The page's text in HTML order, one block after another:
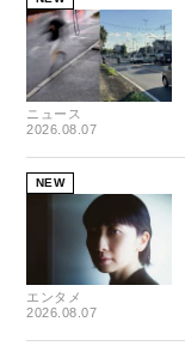
ニュース
2026.08.07
NEW
エンタメ
2026.08.07